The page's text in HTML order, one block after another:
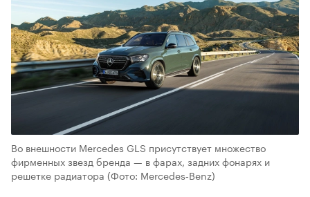
Во внешности Mercedes GLS присутствует множество
фирменных звезд бренда — в фарах, задних фонарях и
решетке радиатора (Фото: Mercedes‑Benz)